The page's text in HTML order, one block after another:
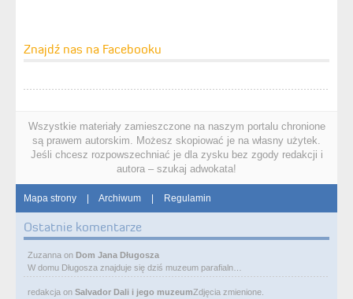
Znajdź nas na Facebooku
Wszystkie materiały zamieszczone na naszym portalu chronione
są prawem autorskim. Możesz skopiować je na własny użytek.
Jeśli chcesz rozpowszechniać je dla zysku bez zgody redakcji i
autora – szukaj adwokata!
Mapa strony | Archiwum | Regulamin
Ostatnie komentarze
Zuzanna on Dom Jana Długosza
W domu Długosza znajduje się dziś muzeum parafialn…
redakcja on Salvador Dali i jego muzeumZdjęcia zmienione.